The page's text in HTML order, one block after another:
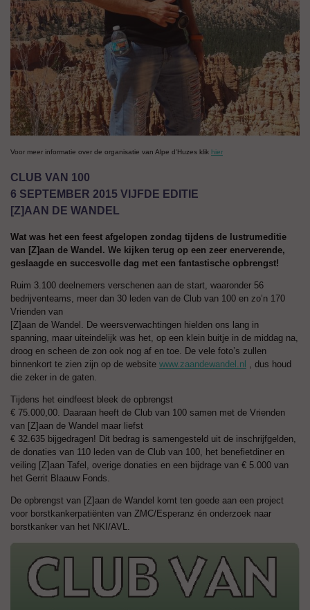
Voor meer informatie over de organisatie van Alpe d'Huzes klik hier
CLUB VAN 100
6 SEPTEMBER 2015 VIJFDE EDITIE
[Z]AAN DE WANDEL
Wat was het een feest afgelopen zondag tijdens de lustrumeditie
van [Z]aan de Wandel. We kijken terug op een zeer enerverende,
geslaagde en succesvolle dag met een fantastische opbrengst!
Ruim 3.100 deelnemers verschenen aan de start, waaronder 56
bedrijventeams, meer dan 30 leden van de Club van 100 en zo’n 170
Vrienden van
[Z]aan de Wandel. De weersverwachtingen hielden ons lang in
spanning, maar uiteindelijk was het, op een klein buitje in de middag na,
droog en scheen de zon ook nog af en toe. De vele foto’s zullen
binnenkort te zien zijn op de website www.zaandewandel.nl , dus houd
die zeker in de gaten.
Tijdens het eindfeest bleek de opbrengst
€ 75.000,00. Daaraan heeft de Club van 100 samen met de Vrienden
van [Z]aan de Wandel maar liefst
€ 32.635 bijgedragen! Dit bedrag is samengesteld uit de inschrijfgelden,
de donaties van 110 leden van de Club van 100, het benefietdiner en
veiling [Z]aan Tafel, overige donaties en een bijdrage van € 5.000 van
het Gerrit Blaauw Fonds.
De opbrengst van [Z]aan de Wandel komt ten goede aan een project
voor borstkankerpatiënten van ZMC/Esperanz én onderzoek naar
borstkanker van het NKI/AVL.